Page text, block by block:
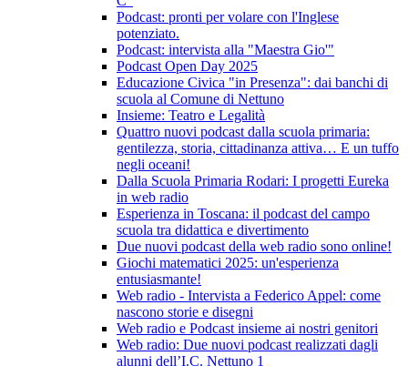
Podcast: pronti per volare con l'Inglese
potenziato.
Podcast: intervista alla "Maestra Gio'"
Podcast Open Day 2025
Educazione Civica "in Presenza": dai banchi di
scuola al Comune di Nettuno
Insieme: Teatro e Legalità
Quattro nuovi podcast dalla scuola primaria:
gentilezza, storia, cittadinanza attiva… E un tuffo
negli oceani!
Dalla Scuola Primaria Rodari: I progetti Eureka
in web radio
Esperienza in Toscana: il podcast del campo
scuola tra didattica e divertimento
Due nuovi podcast della web radio sono online!
Giochi matematici 2025: un'esperienza
entusiasmante!
Web radio - Intervista a Federico Appel: come
nascono storie e disegni
Web radio e Podcast insieme ai nostri genitori
Web radio: Due nuovi podcast realizzati dagli
alunni dell’I.C. Nettuno 1